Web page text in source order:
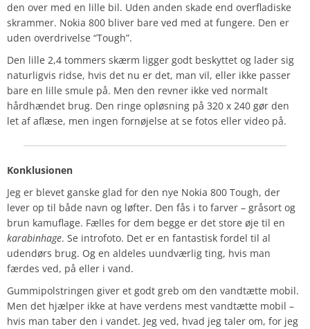
den over med en lille bil. Uden anden skade end overfladiske
skrammer. Nokia 800 bliver bare ved med at fungere. Den er
uden overdrivelse “Tough”.
Den lille 2,4 tommers skærm ligger godt beskyttet og lader sig
naturligvis ridse, hvis det nu er det, man vil, eller ikke passer
bare en lille smule på. Men den revner ikke ved normalt
hårdhændet brug. Den ringe opløsning på 320 x 240 gør den
let af aflæse, men ingen fornøjelse at se fotos eller video på.
Konklusionen
Jeg er blevet ganske glad for den nye Nokia 800 Tough, der
lever op til både navn og løfter. Den fås i to farver – gråsort og
brun kamuflage. Fælles for dem begge er det store øje til en
karabinhage. Se introfoto. Det er en fantastisk fordel til al
udendørs brug. Og en aldeles uundværlig ting, hvis man
færdes ved, på eller i vand.
Gummipolstringen giver et godt greb om den vandtætte mobil.
Men det hjælper ikke at have verdens mest vandtætte mobil –
hvis man taber den i vandet. Jeg ved, hvad jeg taler om, for jeg